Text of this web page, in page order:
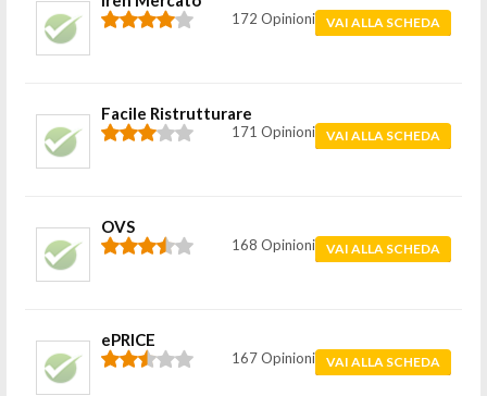
172 Opinioni VAI ALLA SCHEDA
Facile Ristrutturare
171 Opinioni VAI ALLA SCHEDA
OVS
168 Opinioni VAI ALLA SCHEDA
ePRICE
167 Opinioni VAI ALLA SCHEDA